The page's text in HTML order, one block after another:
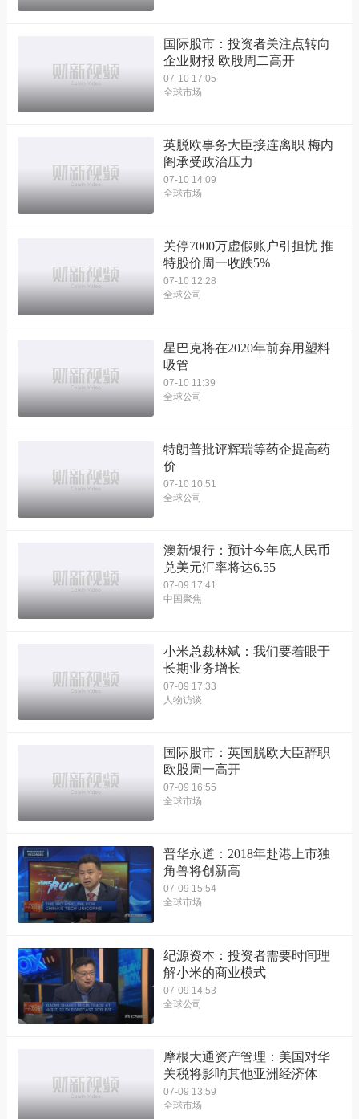
国际股市：投资者关注点转向
企业财报 欧股周二高开
07-10 17:05
全球市场
英脱欧事务大臣接连离职 梅内
阁承受政治压力
07-10 14:09
全球市场
关停7000万虚假账户引担忧 推
特股价周一收跌5%
07-10 12:28
全球公司
星巴克将在2020年前弃用塑料
吸管
07-10 11:39
全球公司
特朗普批评辉瑞等药企提高药
价
07-10 10:51
全球公司
澳新银行：预计今年底人民币
兑美元汇率将达6.55
07-09 17:41
中国聚焦
小米总裁林斌：我们要着眼于
长期业务增长
07-09 17:33
人物访谈
国际股市：英国脱欧大臣辞职
欧股周一高开
07-09 16:55
全球市场
普华永道：2018年赴港上市独
角兽将创新高
07-09 15:54
全球市场
纪源资本：投资者需要时间理
解小米的商业模式
07-09 14:53
全球公司
摩根大通资产管理：美国对华
关税将影响其他亚洲经济体
07-09 13:59
全球市场